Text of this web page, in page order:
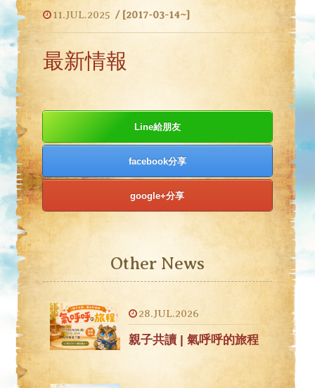
11.JUL.2025 / [2017-03-14~]
最新情報
Line給朋友
facebook分享
google+分享
Other News
28.JUL.2026
親子共讀 | 氣呼呼的旅程